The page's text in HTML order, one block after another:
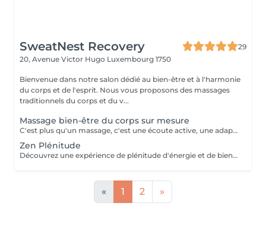
SweatNest Recovery
29
20, Avenue Victor Hugo Luxembourg 1750
Bienvenue dans notre salon dédié au bien-être et à l'harmonie
du corps et de l'esprit. Nous vous proposons des massages
traditionnels du corps et du v...
Massage bien-être du corps sur mesure
C'est plus qu'un massage, c'est une écoute active, une adaptation précise, et une maîtrise de chaque mouvement pour transcender votre expérience de bien-être. Il est créé uniquement pour vous, pour répondre pleinement à vos aspirations de bien-être. Il pourra être personnalisé selon vos besoins et problématique du moment : stress, postures inconfortables au travail, position assise prolongée, des efforts sportifs intenses ou autres. Avant de commencer la séance de massage sur mesure, nous définissons ensemble les zones du corps à privilégier, le type de technique et pression à exercer (doux, profond, enveloppant, énergétique) afin de m'adapter au mieux à votre besoin du moment. Invitez le luxe d'un soin sur-mesure dans votre vie et octroyez vous une halte bien-être inégalée!
Zen Plénitude
Découvrez une expérience de plénitude d'énergie et de bien-être avec une alliance parfaite du massage relaxant du corps de 60 minutes et réflexologie plantaire de 30 minutes. Plongez-vous dans les sensations de bien-être et de sérénité grâce aux mouvements lents et enveloppants et des parfums délicats des huiles. Ce massage relaxant procure le relâchement des tensions musculaires et l'apaisement de l'esprit. Poursuivez l'expérience avec une demi-heure consacrée à vos pieds, véritable relais de l'équilibre et de l'harmonie global. Le travail délicat sur les zones réflexes des pieds permet rétablir une libre circulation d'énergie dans votre corps et une synergie de fonctionnement des organes internes. Offrez-vous une combinaison idéale pour une détente profonde, libération de stress et l'harmonie intérieure.
« 1 2 »